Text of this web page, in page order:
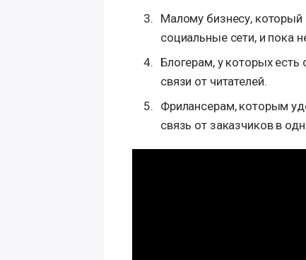
Малому бизнесу, который
социальные сети, и пока
Блогерам, у которых есть
связи от читателей.
Фрилансерам, которым
связь от заказчиков в